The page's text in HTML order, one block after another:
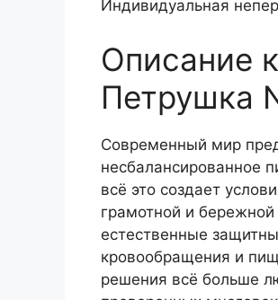
Индивидуальная
Описание
Петрушка
Современный мир
несбалансированное
всё это создает
грамотной и
естественные
кровообращения и
решения всё больше